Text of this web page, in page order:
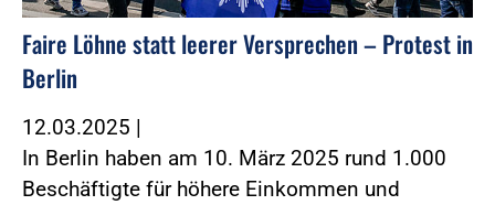
Faire Löhne statt leerer Versprechen – Protest in
Berlin
12.03.2025 |
In Berlin haben am 10. März 2025 rund 1.000
Beschäftigte für höhere Einkommen und